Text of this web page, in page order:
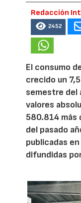
Redacción
2452
El consumo
crecido un
semestre del
valores
580.814 más
del pasado
publicadas
difundidas